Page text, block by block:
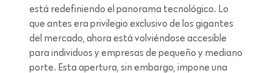
está redefiniendo el panorama tecnológico. Lo
que antes era privilegio exclusivo de los gigantes
del mercado, ahora está volviéndose accesible
para individuos y empresas de pequeño y mediano
porte. Esta apertura, sin embargo, impone una